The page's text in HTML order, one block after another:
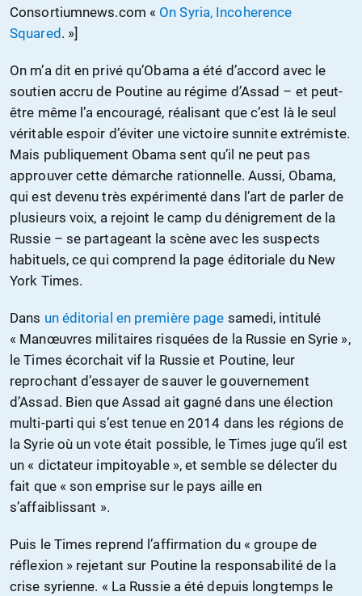
Consortiumnews.com « On Syria, Incoherence
Squared. »]
On m’a dit en privé qu’Obama a été d’accord avec le
soutien accru de Poutine au régime d’Assad – et peut-
être même l’a encouragé, réalisant que c’est là le seul
véritable espoir d’éviter une victoire sunnite extrémiste.
Mais publiquement Obama sent qu’il ne peut pas
approuver cette démarche rationnelle. Aussi, Obama,
qui est devenu très expérimenté dans l’art de parler de
plusieurs voix, a rejoint le camp du dénigrement de la
Russie – se partageant la scène avec les suspects
habituels, ce qui comprend la page éditoriale du New
York Times.
Dans un éditorial en première page samedi, intitulé
« Manœuvres militaires risquées de la Russie en Syrie »,
le Times écorchait vif la Russie et Poutine, leur
reprochant d’essayer de sauver le gouvernement
d’Assad. Bien que Assad ait gagné dans une élection
multi-parti qui s’est tenue en 2014 dans les régions de
la Syrie où un vote était possible, le Times juge qu’il est
un « dictateur impitoyable », et semble se délecter du
fait que « son emprise sur le pays aille en
s’affaiblissant ».
Puis le Times reprend l’affirmation du « groupe de
réflexion » rejetant sur Poutine la responsabilité de la
crise syrienne. « La Russie a été depuis longtemps le